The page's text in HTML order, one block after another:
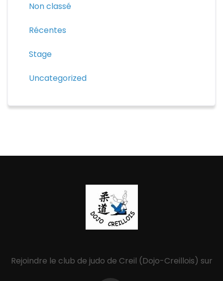
Non classé
Récentes
Stage
Uncategorized
Rejoindre le club de judo de Creil (Dojo-Creillois) sur